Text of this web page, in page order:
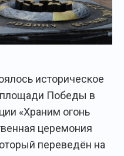
историческое
Победы в
«Храним огонь
церемония
переведён на